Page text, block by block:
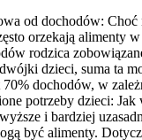
od dochodów: Choć
orzekają alimenty
rodzica
dzieci, suma ta
dochodów, w
potrzeby dzieci: Jak
i bardziej
być alimenty.